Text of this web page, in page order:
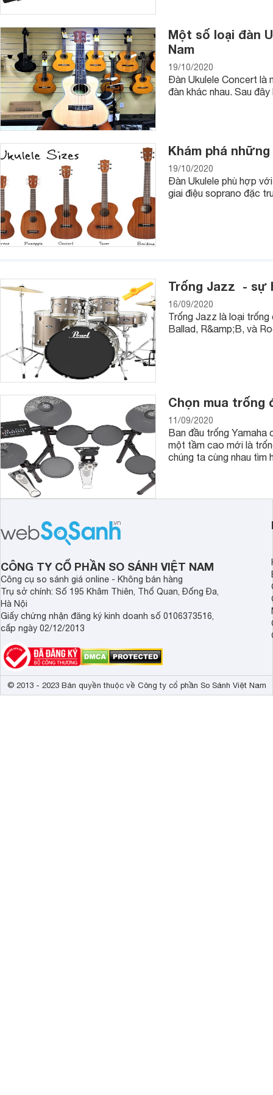
nhiều chức năng để giúp cho người chơi dễ dàng học đàn
được trên sân khấu.
So với đàn piano cơ thì giá đàn piano điện có được mức
từ vài triệu tới vài chục triệu và với kích thước nhỏ gọn nên
Trên thị trường đàn piano điện có rất nhiều thương hiệu
đàn piano điện Yamaha và đàn piano điện
Tùy nhu cầu mà người sử dụng cân nhắc để mua được loại
Websosanh để tìm được nơi bán giá rẻ nhất
Một số loại đàn
Nam
19/10/2020
Đàn Ukulele Concert là
đàn khác nhau. Sau
Khám phá
19/10/2020
Đàn Ukulele phù hợp
giai điệu soprano đặc
Trống Jazz - sự
16/09/2020
Trống Jazz là loại
Ballad, R&amp;B, và
Chọn mua trống
11/09/2020
Ban đầu trống
một tầm cao mới là
chúng ta cùng nhau tìm
CÔNG TY CỔ PHẦN SO SÁNH VIỆT NAM
Công cụ so sánh giá online - Không bán hàng
Trụ sở chính: Số 195 Khâm Thiên, Thổ Quan, Đống Đa,
Hà Nội
Giấy chứng nhận đăng ký kinh doanh số 0106373516,
cấp ngày 02/12/2013
© 2013 - 2023 Bản quyền thuộc về Công ty cổ phần So Sánh Việt Nam